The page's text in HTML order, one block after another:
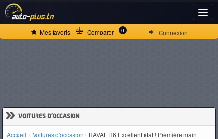
Connexion
Mes favoris Comparer 0
» VOITURES D'OCCASION
Accueil Voitures d'occasion HAVAL H6 Excellent état ! Première main
ACCUEIL